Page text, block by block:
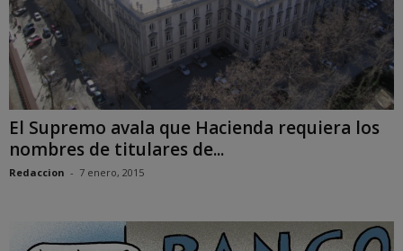
El Supremo avala que Hacienda requiera los
nombres de titulares de...
Redaccion - 7 enero, 2015